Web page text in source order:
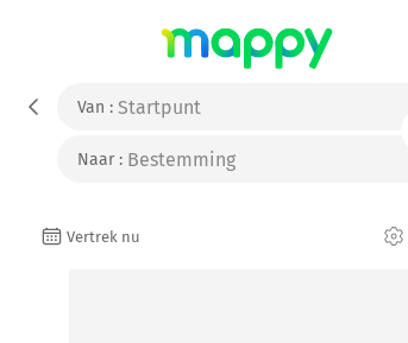
Van :
Naar :
Vertrek nu